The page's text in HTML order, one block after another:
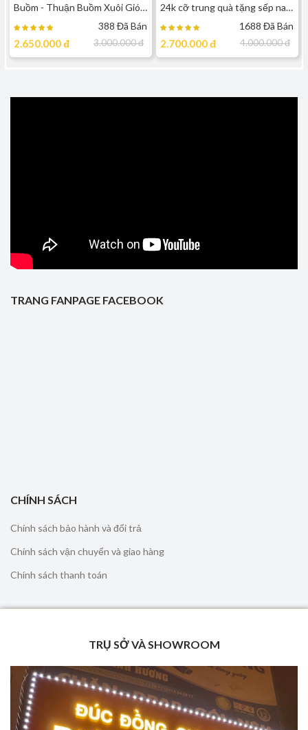
Buồm - Thuận Buồm Xuôi Gió
Dát Vàng 24k - TBT04 ( cỡ
388 Đã Bán
2.650.000đ 3.000.000đ
24k cỡ trung quà tặng sếp nam
2
1688 Đã Bán
2.700.000đ 4.000.000đ
TRANG FANPAGE FACEBOOK
CHÍNH SÁCH
Chính sách bảo hành và đổi trả
Chính sách vận chuyển và giao hàng
Chính sách thanh toán
TRỤ SỞ VÀ SHOWROOM